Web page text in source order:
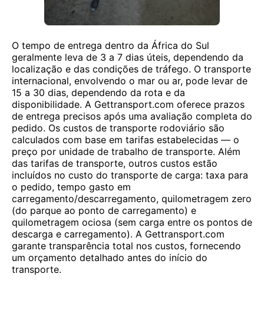
O tempo de entrega dentro da África do Sul
geralmente leva de 3 a 7 dias úteis, dependendo da
localização e das condições de tráfego. O transporte
internacional, envolvendo o mar ou ar, pode levar de
15 a 30 dias, dependendo da rota e da
disponibilidade. A Gettransport.com oferece prazos
de entrega precisos após uma avaliação completa do
pedido. Os custos de transporte rodoviário são
calculados com base em tarifas estabelecidas — o
preço por unidade de trabalho de transporte. Além
das tarifas de transporte, outros custos estão
incluídos no custo do transporte de carga: taxa para
o pedido, tempo gasto em
carregamento/descarregamento, quilometragem zero
(do parque ao ponto de carregamento) e
quilometragem ociosa (sem carga entre os pontos de
descarga e carregamento). A Gettransport.com
garante transparência total nos custos, fornecendo
um orçamento detalhado antes do início do
transporte.